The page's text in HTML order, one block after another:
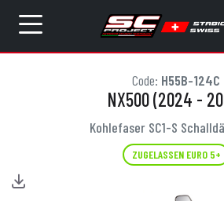
Code: H55B-124C
NX500 (2024 -
Kohlefaser SC1-S
ZUGELASSEN EURO 5+